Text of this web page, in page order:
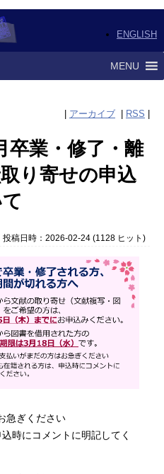
ENGLISH
MENU
アーカイブ RSS
卒業・修了・離
り寄せの申込
投稿日時：2026-02-24(1128 ヒット )
急ぎください
時にコメントに明記してく